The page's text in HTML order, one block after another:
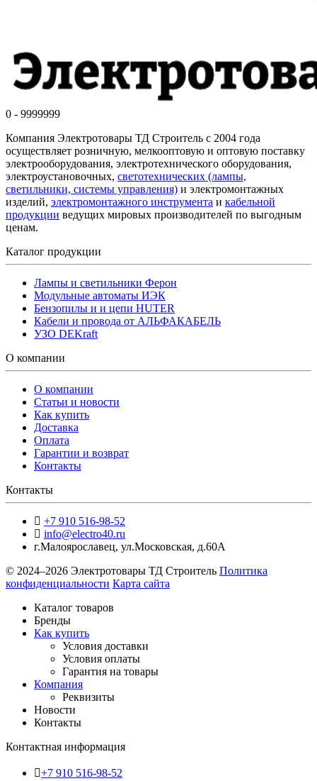
0 - 9999999
Компания Электротовары ТД Строитель с 2004 года
осуществляет розничную, мелкооптовую и оптовую поставку
электрооборудования, электротехнического оборудования,
электроустановочных, светотехнических (лампы,
светильники, системы управления) и электромонтажных
изделий, электромонтажного инструмента и кабельной
продукции ведущих мировых производителей по выгодным
ценам.
Каталог продукции
Лампы и светильники Ферон
Модульные автоматы ИЭК
Бензопилы и и цепи HUTER
Кабели и провода от АЛЬФАКАБЕЛЬ
УЗО DEKraft
О компании
О компании
Статьи и новости
Как купить
Доставка
Оплата
Гарантии и возврат
Контакты
Контакты
+7 910 516-98-52
info@electro40.ru
г.Малоярославец, ул.Московская, д.60А
© 2024–2026 Электротовары ТД Строитель Политика
конфиденциальности Карта сайта
Каталог товаров
Бренды
Как купить
Условия доставки
Условия оплаты
Гарантия на товары
Компания
Реквизиты
Новости
Контакты
Контактная информация
+7 910 516-98-52